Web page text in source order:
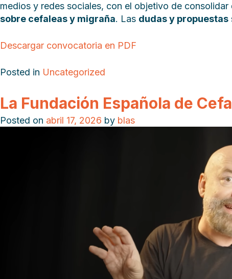
medios y redes sociales, con el objetivo de
sobre cefaleas y migraña. Las dudas y propuestas
Descargar convocatoria en PDF
Posted in Uncategorized
La Fundación Española de
Posted on abril 17, 2026 by blas